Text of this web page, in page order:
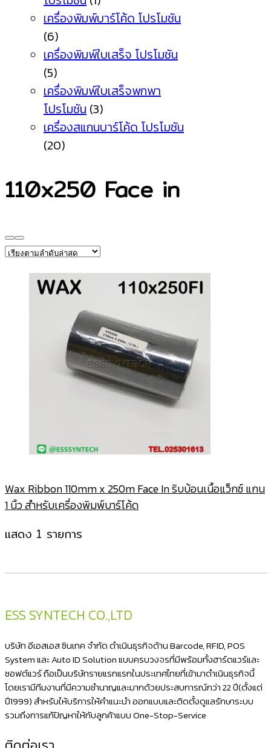
เครื่องพิมพ์บาร์โค้ด โปรโมชัน
(6)
เครื่องพิมพ์ใบเสร็จ โปรโมชัน
(5)
เครื่องพิมพ์ใบเสร็จพกพา
โปรโมชัน (3)
เครื่องสแกนบาร์โค้ด โปรโมชัน
(20)
110x250 Face in
Wax Ribbon 110mm x 250m Face In ริบบ้อนเนื้อแว็กซ์ แกน
1 นิ้ว สำหรับเครื่องพิมพ์บาร์โค้ด
แสดง 1 รายการ
ESS SYNTECH CO.,LTD
บริษัท อีเอสเอส ซินเทค จำกัด ดำเนินธุรกิจด้าน Barcode, RFID, POS
System และ Auto ID Solution แบบครบวงจรที่มีพร้อมทั้งฮาร์ดแวร์และ
ซอฟต์แวร์ ถือเป็นบริษัทรายแรกแรกในประเทศไทยที่เข้ามาดำเนินธุรกิจนี้
โดยเรามีทีมงานที่มีความชำนาญและมากด้วยประสบการณ์กว่า 22 ปี(ตั้งแต่
ปี1999) สำหรับให้บริการให้คำแนะนำ ออกแบบและติดตั้งดูแลรักษาระบบ
รวมถึงการแก้ปัญหาให้กับลูกค้าแบบ One-Stop-Service